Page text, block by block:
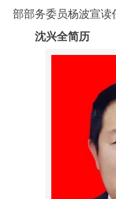
部部务委员杨波宣读
沈兴全简历